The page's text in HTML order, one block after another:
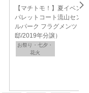
トモ！】夏イベント
トコート流山セントラ
ク フラグメンツ（全31
年分譲）
・七夕・